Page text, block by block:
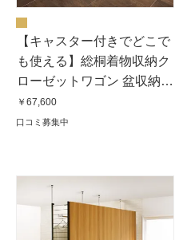
【キャスター付きでどこで
も使える】総桐着物収納ク
ローゼットワゴン 盆収納
10杯・高さ112cm
￥67,600
口コミ募集中